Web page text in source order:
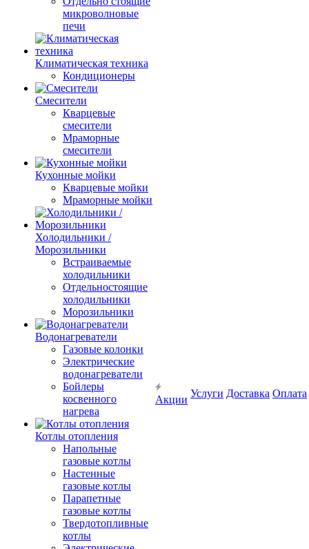
микроволновые
печи
Климатическая техника
Кондиционеры
Смесители
Кварцевые
смесители
Мраморные
смесители
Кухонные мойки
Кварцевые мойки
Мраморные мойки
Холодильники /
Морозильники
Встраиваемые
холодильники
Отдельностоящие
холодильники
Морозильники
Водонагреватели
Газовые колонки
Электрические
водонагреватели
Бойлеры
косвенного
нагрева
Котлы отопления
Напольные
газовые котлы
Настенные
газовые котлы
Парапетные
газовые котлы
Твердотопливные
котлы
Акции
Услуги Доставка Оплата